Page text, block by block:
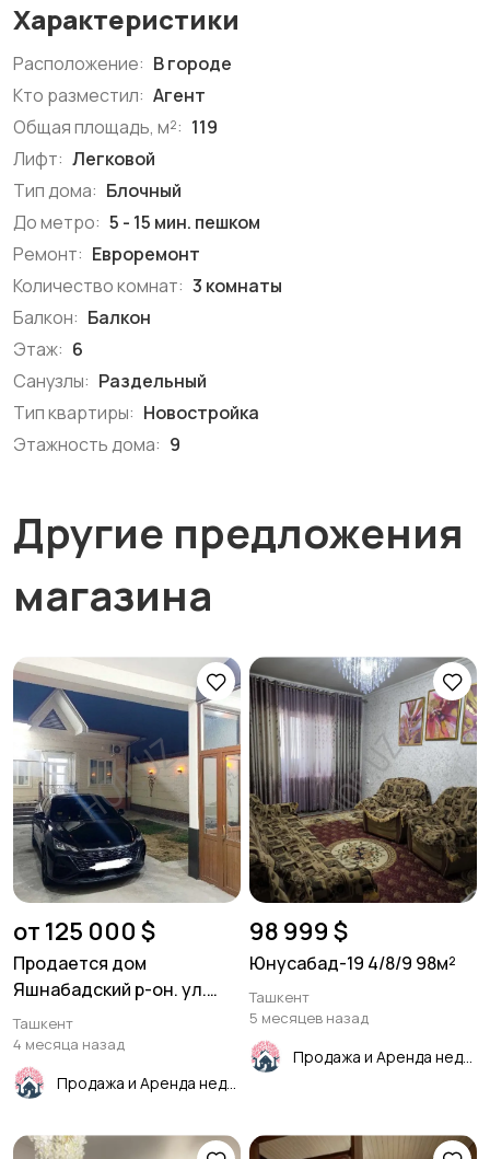
Характеристики
Расположение: В городе
Кто разместил: Агент
Общая площадь, м²: 119
Лифт: Легковой
Тип дома: Блочный
До метро: 5 - 15 мин. пешком
Ремонт: Евроремонт
Количество комнат: 3 комнаты
Балкон: Балкон
Этаж: 6
Санузлы: Раздельный
Тип квартиры: Новостройка
Этажность дома: 9
Другие предложения
магазина
от 125 000 $
Продается дом
Яшнабадский р-он. ул.
Джакурганская. 2,5 соток.
2 уровня.
Ташкент
4 месяца назад
98 999 $
Юнусабад-19 4/8/9 98м²
Ташкент
5 месяцев назад